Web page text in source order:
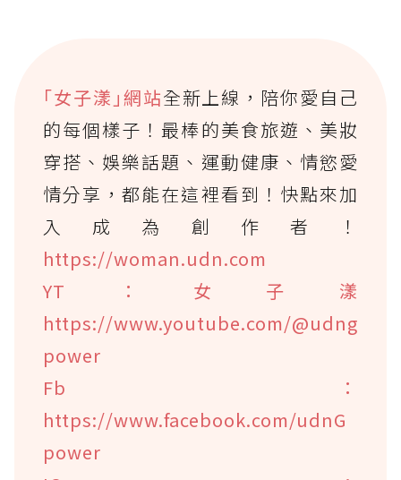
｢女子漾｣網站全新上線，陪你愛自己
的每個樣子！最棒的美食旅遊、美妝
穿搭、娛樂話題、運動健康、情慾愛
情分享，都能在這裡看到！快點來加
入成為創作者！
https://woman.udn.com
YT：女子漾
https://www.youtube.com/@udng
power
Fb：
https://www.facebook.com/udnG
power